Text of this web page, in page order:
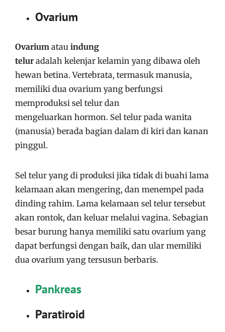
Ovarium
Ovarium atau indung
telur adalah kelenjar kelamin yang dibawa oleh
hewan betina. Vertebrata, termasuk manusia,
memiliki dua ovarium yang berfungsi
memproduksi sel telur dan
mengeluarkan hormon. Sel telur pada wanita
(manusia) berada bagian dalam di kiri dan kanan
pinggul.
Sel telur yang di produksi jika tidak di buahi lama
kelamaan akan mengering, dan menempel pada
dinding rahim. Lama kelamaan sel telur tersebut
akan rontok, dan keluar melalui vagina. Sebagian
besar burung hanya memiliki satu ovarium yang
dapat berfungsi dengan baik, dan ular memiliki
dua ovarium yang tersusun berbaris.
Pankreas
Paratiroid